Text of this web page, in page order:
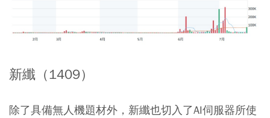
新纖（1409）
除了具備無人機題材外，新纖也切入了AI伺服器所使